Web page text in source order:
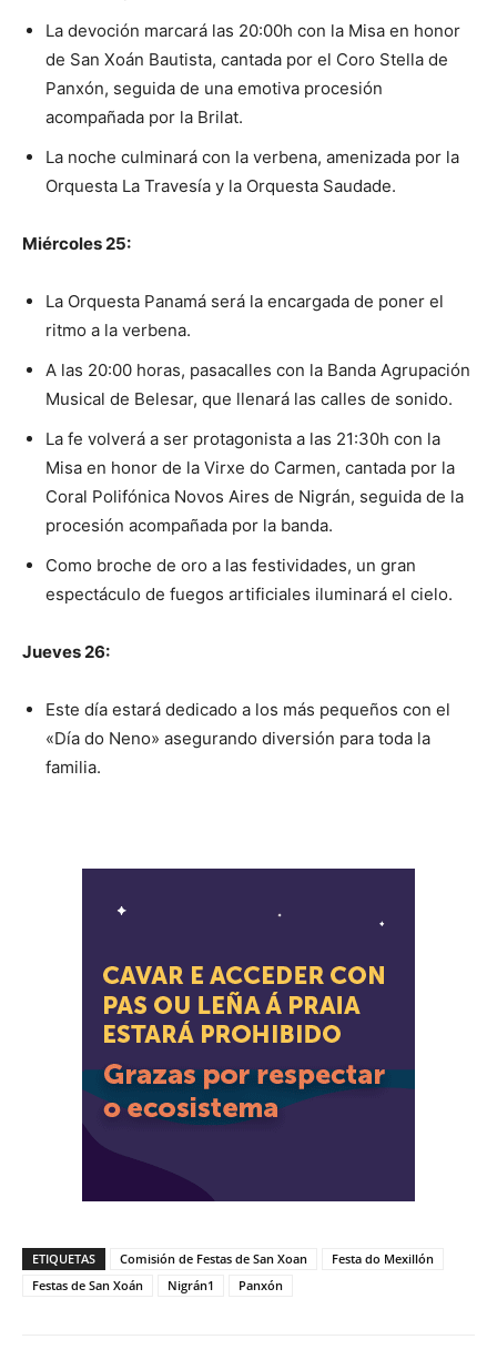
La devoción marcará las 20:00h con la Misa en honor
de San Xoán Bautista, cantada por el Coro Stella de
Panxón, seguida de una emotiva procesión
acompañada por la Brilat.
La noche culminará con la verbena, amenizada por la
Orquesta La Travesía y la Orquesta Saudade.
Miércoles 25:
La Orquesta Panamá será la encargada de poner el
ritmo a la verbena.
A las 20:00 horas, pasacalles con la Banda Agrupación
Musical de Belesar, que llenará las calles de sonido.
La fe volverá a ser protagonista a las 21:30h con la
Misa en honor de la Virxe do Carmen, cantada por la
Coral Polifónica Novos Aires de Nigrán, seguida de la
procesión acompañada por la banda.
Como broche de oro a las festividades, un gran
espectáculo de fuegos artificiales iluminará el cielo.
Jueves 26:
Este día estará dedicado a los más pequeños con el
«Día do Neno» asegurando diversión para toda la
familia.
ETIQUETAS Comisión de Festas de San Xoan
Festa do Mexillón
Festas de San Xoán
Nigrán1 Panxón